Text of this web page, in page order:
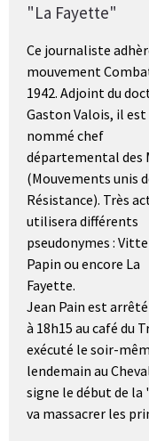
"La Fayette"
Ce journaliste
mouvement
1942. Adjoint du
Gaston Valois, il est
nommé chef
départemental des
(Mouvements unis
Résistance). Très
utilisera différents
pseudonymes :
Papin ou encore La
Fayette.
Jean Pain est
à 18h15 au café du
exécuté le soir-
lendemain au
signe le début de
va massacrer les